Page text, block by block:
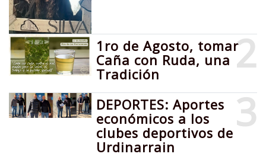
2
1ro de Agosto, tomar
Caña con Ruda, una
Tradición
3
DEPORTES: Aportes
económicos a los
clubes deportivos de
Urdinarrain